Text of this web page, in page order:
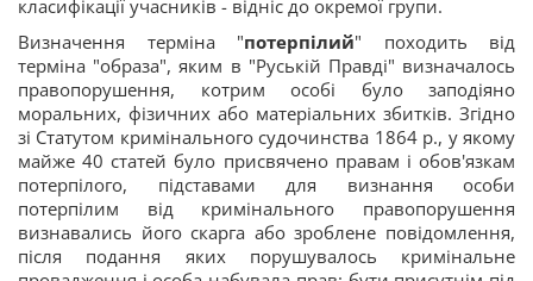
класифікації учасників - відніс до окремої групи.
Визначення терміна "потерпілий" походить від
терміна "образа", яким в "Руській Правді" визначалось
правопорушення, котрим особі було заподіяно
моральних, фізичних або матеріальних збитків. Згідно
зі Статутом кримінального судочинства 1864 р., у якому
майже 40 статей було присвячено правам і обов'язкам
потерпілого, підставами для визнання особи
потерпілим від кримінального правопорушення
визнавались його скарга або зроблене повідомлення,
після подання яких порушувалось кримінальне